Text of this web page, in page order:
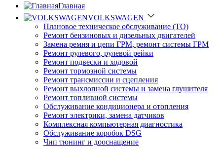
Главная
VOLKSWAGEN
Плановое техническое обслуживание (ТО)
Ремонт бензиновых и дизельных двигателей
Замена ремня и цепи ГРМ, ремонт системы ГРМ
Ремонт рулевого, рулевой рейки
Ремонт подвески и ходовой
Ремонт тормозной системы
Ремонт трансмиссии и сцепления
Ремонт выхлопной системы и замена глушителя
Ремонт топливной системы
Обслуживание кондиционера и отопления
Ремонт электрики, замена датчиков
Комплексная компьютерная диагностика
Обслуживание коробок DSG
Чип тюнинг и дооснащение